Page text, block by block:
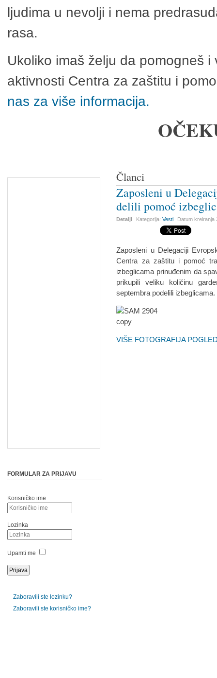
ljudima u nevolji i nema
rasa.
Ukoliko imaš želju da pomogneš
aktivnosti Centra za zaštitu i
nas za više informacija.
Članci
Zaposleni u
delili pomoć
Detalji Kategorija:Vesti Datum kreiranja
Zaposleni u Delegaciji
Centra za zaštitu i pomoć
izbeglicama prinuđenim da
prikupili veliku količinu
septembra podelili izbeglicama.
VIŠE FOTOGRAFIJA
FORMULAR ZA PRIJAVU
Korisničko ime
Lozinka
Upamti me
Zaboravili ste lozinku?
Zaboravili ste korisničko ime?